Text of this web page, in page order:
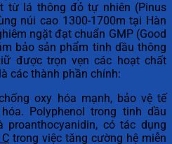
từ lá thông đỏ tự nhiên (Pinus
núi cao 1300-1700m tại Hàn
ngặt đạt chuẩn GMP (Good
bảo sản phẩm tinh dầu thông
được trọn vẹn các hoạt chất
các thành phần chính:
oxy hóa mạnh, bảo vệ tế
Polyphenol trong tinh dầu
có tác dụng
trong việc tăng cường hệ miễn